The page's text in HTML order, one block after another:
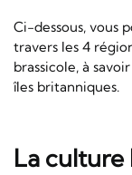
Ci-dessous, vous
travers les 4
brassicole, à
îles britanniques.
La culture